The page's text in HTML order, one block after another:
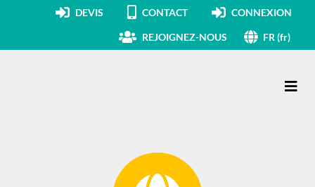
DEVIS CONTACT CONNEXION
REJOIGNEZ-NOUS FR (fr)